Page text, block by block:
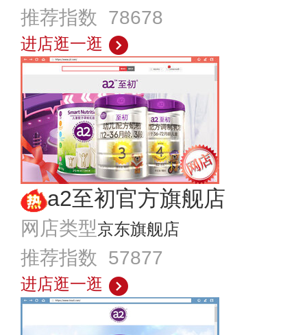
推荐指数 78678
进店逛一逛
a2至初官方旗舰店
网店类型京东旗舰店
推荐指数 57877
进店逛一逛